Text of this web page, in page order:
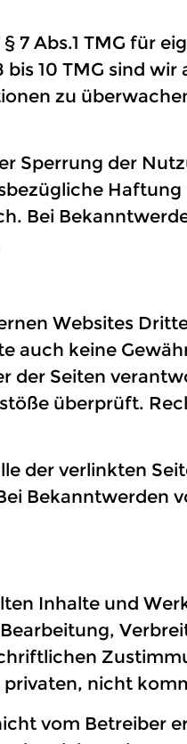
7 Abs.1 TMG für
10 TMG sind
zu
Sperrung der
Bei
Websites
auch keine
der Seiten
überprüft.
der verlinkten
Bekanntwerden
Inhalte und
privaten, nicht
vom Betreiber